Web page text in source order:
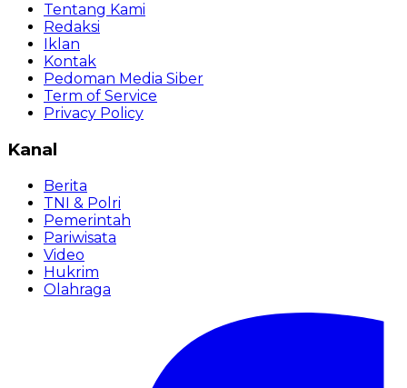
Tentang Kami
Redaksi
Iklan
Kontak
Pedoman Media Siber
Term of Service
Privacy Policy
Kanal
Berita
TNI & Polri
Pemerintah
Pariwisata
Video
Hukrim
Olahraga